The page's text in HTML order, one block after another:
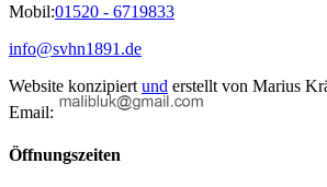
Mobil:01520 - 6719833
info@svhn1891.de
Website konzipiert und erstellt von Marius
Email:
Öffnungszeiten